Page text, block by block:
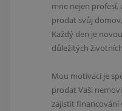
mne nejen profesí,
prodat svůj
Každý den je
důležitých
Mou motivací je
prodat Vaši
zajistit financování